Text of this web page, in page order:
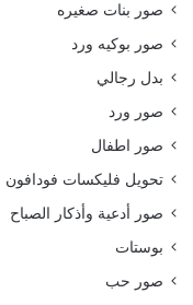
صور بنات صغيره
صور بوكيه ورد
بدل رجالي
صور ورد
صور اطفال
تحويل فليكسات فودافون
صور أدعية وأذكار الصباح
بوستات
صور حب